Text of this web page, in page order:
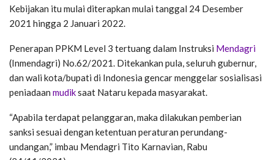
Kebijakan itu mulai diterapkan mulai tanggal 24 Desember
2021 hingga 2 Januari 2022.
Penerapan PPKM Level 3 tertuang dalam Instruksi Mendagri
(Inmendagri) No.62/2021. Ditekankan pula, seluruh gubernur,
dan wali kota/bupati di Indonesia gencar menggelar sosialisasi
peniadaan mudiksaat Nataru kepada masyarakat.
“Apabila terdapat pelanggaran, maka dilakukan pemberian
sanksi sesuai dengan ketentuan peraturan perundang-
undangan,” imbau Mendagri Tito Karnavian, Rabu